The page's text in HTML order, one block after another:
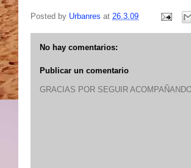
Posted by Urbanres at 26.3.09
No hay comentarios:
Publicar un comentario
GRACIAS POR SEGUIR